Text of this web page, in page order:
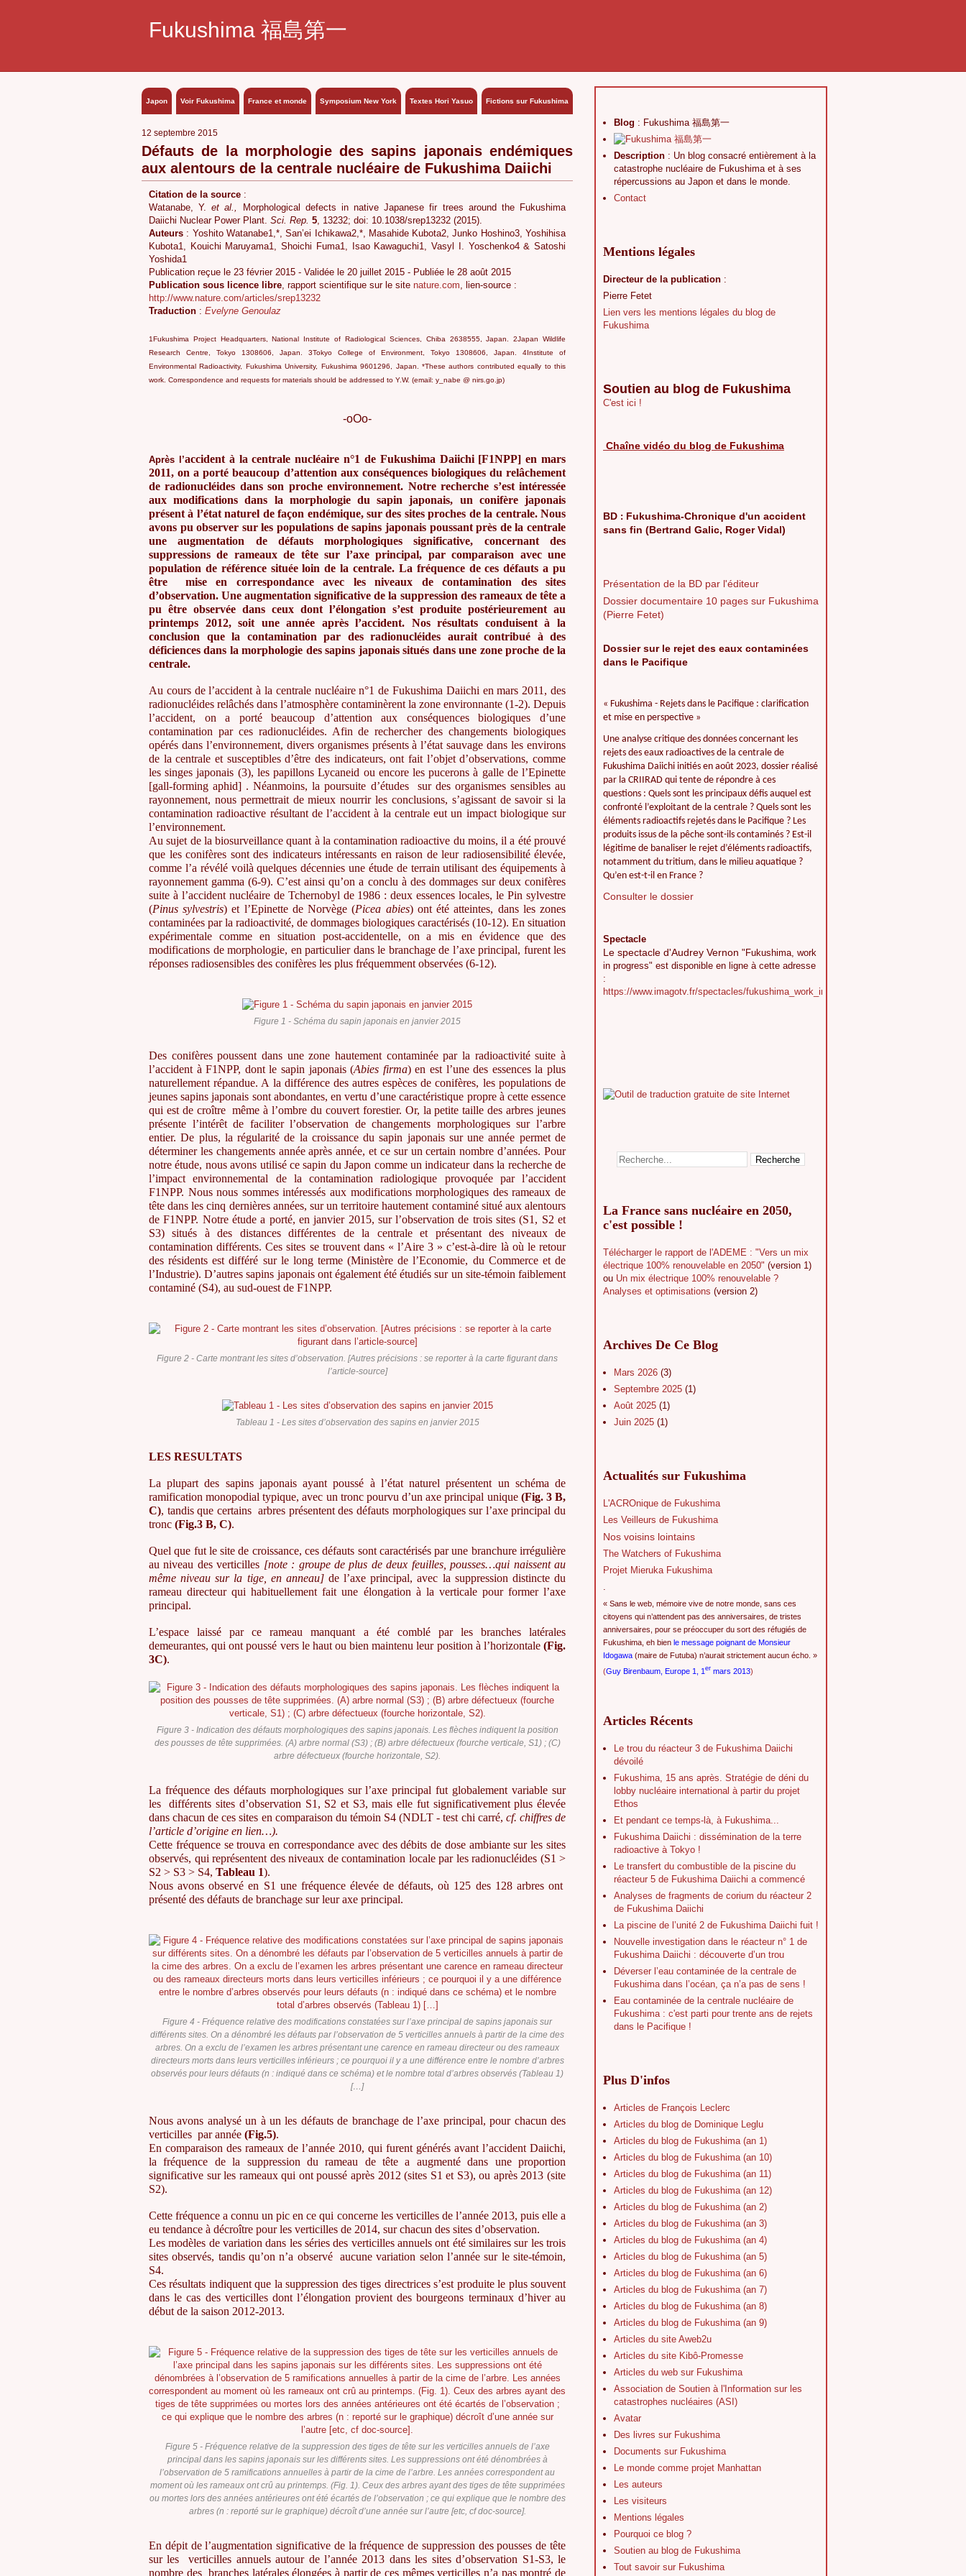
Fukushima 福島第一
Japon Voir Fukushima France et monde Symposium New York Textes Hori Yasuo Fictions sur Fukushima
12 septembre 2015
Défauts de la morphologie des sapins japonais endémiques
aux alentours de la centrale nucléaire de Fukushima Daiichi
Citation de la source :
Watanabe, Y.et al.,
Morphological defects in native Japanese fir trees around the Fukushima
Daiichi Nuclear Power Plant. Sci. Rep. 5, 13232; doi: 10.1038/srep13232 (2015).
Auteurs : Yoshito Watanabe1,*, San’ei Ichikawa2,*, Masahide Kubota2, Junko Hoshino3, Yoshihisa
Kubota1, Kouichi Maruyama1, Shoichi Fuma1, Isao Kawaguchi1, Vasyl I. Yoschenko4 & Satoshi
Yoshida1
Publication reçue le 23 février 2015 - Validée le 20 juillet 2015 - Publiée le 28 août 2015
Publication sous licence libre, rapport scientifique sur le site nature.com, lien-source :
http://www.nature.com/articles/srep13232
Traduction : Evelyne Genoulaz
1Fukushima Project Headquarters, National Institute of Radiological Sciences, Chiba 2638555, Japan. 2Japan Wildlife
Research Centre, Tokyo 1308606, Japan. 3Tokyo College of Environment, Tokyo 1308606, Japan. 4Institute of
Environmental Radioactivity, Fukushima University, Fukushima 9601296, Japan. *These authors contributed equally to this
work. Correspondence and requests for materials should be addressed to Y.W. (email: y_nabe @ nirs.go.jp)
-oOo-
Après l ’accident à la centrale nucléaire n°1 de Fukushima Daiichi [F1NPP] en mars
2011, on a porté beaucoup d’attention aux conséquences biologiques du relâchement
de radionucléides dans son proche environnement. Notre recherche s’est intéressée
aux modifications dans la morphologie du sapin japonais, un conifère japonais
présentà l’état naturel de façon endémique, sur des sites proches de la centrale. Nous
avons pu observer sur les populations de sapins japonais poussant près de la centrale
une augmentation de défauts morphologiques significative, concernant des
suppressions de rameaux de tête sur l’axe principal, par comparaison avec une
population de référence située loin de la centrale. La fréquence de ces défauts a pu
être mise en correspondance avec les niveaux de contamination des sites
d’observation. Une augmentation significative de la suppression des rameaux de tête a
pu être observée dans ceux dont l’élongation s’est produite postérieurement au
printemps 2012, soit une année après l’accident. Nos résultats conduisentà la
conclusion que la contamination par des radionucléides aurait contribué à des
déficiences dans la morphologie des sapins japonais situés dans une zone proche de la
centrale.
Au cours de l’accident à la centrale nucléaire n°1 de Fukushima Daiichi en mars 2011, des
radionucléides relâchés dans l’atmosphère contaminèrent la zone environnante (1-2). Depuis
l’accident, on a porté beaucoup d’attention aux conséquences biologiques d’une
contamination par ces radionucléides. Afin de rechercher des changements biologiques
opérés dans l’environnement, divers organismes présents à l’état sauvage dans les environs
de la centrale et susceptibles d’être des indicateurs, ont fait l’objet d’observations, comme
les singes japonais (3), les papillons Lycaneid ou encore les pucerons à galle de l’Epinette
[gall-forming aphid] . Néanmoins, la poursuite d’études sur des organismes sensibles au
rayonnement, nous permettrait de mieux nourrir les conclusions, s’agissant de savoir si la
contamination radioactive résultant de l’accident à la centrale eut un impact biologique sur
l’environnement.
Au sujet de la biosurveillance quant à la contamination radioactive du moins, il a été prouvé
que les conifères sont des indicateurs intéressants en raison de leur radiosensibilité élevée,
comme l’a révélé voilà quelques décennies une étude de terrain utilisant des équipements à
rayonnement gamma (6-9). C’est ainsi qu’on a conclu à des dommages sur deux conifères
suite à l’accident nucléaire de Tchernobyl de 1986 : deux essences locales, le Pin sylvestre
(Pinus sylvestris) et l’Epinette de Norvège (Picea abies) ont été atteintes, dans les zones
contaminées par la radioactivité, de dommages biologiques caractérisés (10-12). En situation
expérimentale comme en situation post-accidentelle, on a mis en évidence que des
modifications de morphologie, en particulier dans le branchage de l’axe principal, furent les
réponses radiosensibles des conifères les plus fréquemment observées (6-12).
Figure 1 - Schéma du sapin japonais en janvier 2015
Des conifères poussent dans une zone hautement contaminée par la radioactivité suite à
l’accident à F1NPP, dont le sapin japonais (Abies firma) en est l’une des essences la plus
naturellement répandue. A la différence des autres espèces de conifères, les populations de
jeunes sapins japonais sont abondantes, en vertu d’une caractéristique propre à cette essence
qui est de croître même à l’ombre du couvert forestier. Or, la petite taille des arbres jeunes
présente l’intérêt de faciliter l’observation de changements morphologiques sur l’arbre
entier. De plus, la régularité de la croissance du sapin japonais sur une année permet de
déterminer les changements année après année, et ce sur un certain nombre d’années. Pour
notre étude, nous avons utilisé ce sapin du Japon comme un indicateur dans la recherche de
l’impact environnemental de la contamination radiologique provoquée par l’accident
F1NPP. Nous nous sommes intéressés aux modifications morphologiques des rameaux de
tête dans les cinq dernières années, sur un territoire hautement contaminé situé aux alentours
de F1NPP. Notre étude a porté, en janvier 2015, sur l’observation de trois sites (S1, S2 et
S3) situés à des distances différentes de la centrale et présentant des niveaux de
contamination différents. Ces sites se trouvent dans « l’Aire 3 » c’est-à-dire là où le retour
des résidents est différé sur le long terme (Ministère de l’Economie, du Commerce et de
l’Industrie). D’autres sapins japonais ont également été étudiés sur un site-témoin faiblement
contaminé (S4), au sud-ouest de F1NPP.
Figure 2 - Carte montrant les sites d’observation. [Autres précisions : se reporter à la carte figurant dans
l’article-source]
Tableau 1 - Les sites d’observation des sapins en janvier 2015
LES RESULTATS
La plupart des sapins japonais ayant poussé à l’état naturel présentent un schéma de
ramification monopodial typique, avec un tronc pourvu d’un axe principal unique (Fig. 3 B,
C), tandis que certains arbres présentent des défauts morphologiques sur l’axe principal du
tronc (Fig.3 B, C).
Quel que fut le site de croissance, ces défauts sont caractérisés par une branchure irrégulière
au niveau des verticilles [note : groupe de plus de deux feuilles, pousses…qui naissent au
même niveau sur la tige, en anneau]de l’axe principal, avec la suppression distincte du
rameau directeur qui habituellement fait une élongation à la verticale pour former l’axe
principal.
L’espace laissé par ce rameau manquant a été comblé par les branches latérales
demeurantes, qui ont poussé vers le haut ou bien maintenu leur position à l’horizontale (Fig.
3C).
Figure 3 - Indication des défauts morphologiques des sapins japonais. Les flèches indiquent la position
des pousses de tête supprimées. (A) arbre normal (S3) ; (B) arbre défectueux (fourche verticale, S1) ; (C)
arbre défectueux (fourche horizontale, S2).
La fréquence des défauts morphologiques sur l’axe principal fut globalement variable sur
les différents sites d’observation S1, S2 et S3, mais elle fut significativement plus élevée
dans chacun de ces sites en comparaison du témoin S4 (NDLT - test chi carré, cf. chiffres de
l’article d’origine en lien…).
Cette fréquence se trouva en correspondance avec des débits de dose ambiante sur les sites
observés, qui représentent des niveaux de contamination locale par les radionucléides (S1 >
S2 > S3 > S4, Tableau 1).
Nous avons observé en S1 une fréquence élevée de défauts, où 125 des 128 arbres ont
présenté des défauts de branchage sur leur axe principal.
Figure 4 - Fréquence relative des modifications constatées sur l’axe principal de sapins japonais sur
différents sites. On a dénombré les défauts par l’observation de 5 verticilles annuels à partir de la cime des
arbres. On a exclu de l’examen les arbres présentant une carence en rameau directeur ou des rameaux
directeurs morts dans leurs verticilles inférieurs ; ce pourquoi il y a une différence entre le nombre d’arbres
observés pour leurs défauts (n : indiqué dans ce schéma) et le nombre total d’arbres observés (Tableau 1)
[…]
Nous avons analysé un à un les défauts de branchage de l’axe principal, pour chacun des
verticilles par année (Fig.5).
En comparaison des rameaux de l’année 2010, qui furent générés avant l’accident Daiichi,
la fréquence de la suppression du rameau de tête a augmenté dans une proportion
significative sur les rameaux qui ont poussé après 2012 (sites S1 et S3), ou après 2013 (site
S2).
Cette fréquence a connu un pic en ce qui concerne les verticilles de l’année 2013, puis elle a
eu tendance à décroître pour les verticilles de 2014, sur chacun des sites d’observation.
Les modèles de variation dans les séries des verticilles annuels ont été similaires sur les trois
sites observés, tandis qu’on n’a observé aucune variation selon l’année sur le site-témoin,
S4.
Ces résultats indiquent que la suppression des tiges directrices s’est produite le plus souvent
dans le cas des verticilles dont l’élongation provient des bourgeons terminaux d’hiver au
début de la saison 2012-2013.
Figure 5 - Fréquence relative de la suppression des tiges de tête sur les verticilles annuels de l’axe
principal dans les sapins japonais sur les différents sites. Les suppressions ont été dénombrées à
l’observation de 5 ramifications annuelles à partir de la cime de l’arbre. Les années correspondent au
moment où les rameaux ont crû au printemps. (Fig. 1). Ceux des arbres ayant des tiges de tête supprimées
ou mortes lors des années antérieures ont été écartés de l’observation ; ce qui explique que le nombre des
arbres (n : reporté sur le graphique) décroît d’une année sur l’autre [etc, cf doc-source].
En dépit de l’augmentation significative de la fréquence de suppression des pousses de tête
sur les verticilles annuels autour de l’année 2013 dans les sites d’observation S1-S3, le
nombre des branches latérales élongées à partir de ces mêmes verticilles n’a pas montré de
Blog : Fukushima 福島第一
Description : Un blog consacré entièrement à la
catastrophe nucléaire de Fukushima et à ses
répercussions au Japon et dans le monde.
Contact
Mentions légales
Directeur de la publication :
Pierre Fetet
Lien vers les mentions légales du blog de
Fukushima
Soutien au blog de Fukushima
C'est ici !
Chaîne vidéo du blog de Fukushima
BD : Fukushima-Chronique d'un accident
sans fin (Bertrand Galic, Roger Vidal)
Présentation de la BD par l'éditeur
Dossier documentaire 10 pages sur Fukushima
(Pierre Fetet)
Dossier sur le rejet des eaux contaminées
dans le Pacifique
« Fukushima - Rejets dans le Pacifique : clarification
et mise en perspective »
Une analyse critique des données concernant les
rejets des eaux radioactives de la centrale de
Fukushima Daiichi initiés en août 2023, dossier réalisé
par la CRIIRAD qui tente de répondre à ces
questions : Quels sont les principaux défis auquel est
confronté l’exploitant de la centrale ? Quels sont les
éléments radioactifs rejetés dans le Pacifique ? Les
produits issus de la pêche sont-ils contaminés ? Est-il
légitime de banaliser le rejet d’éléments radioactifs,
notamment du tritium, dans le milieu aquatique ?
Qu’en est-t-il en France ?
Consulter le dossier
Spectacle
Le spectacle d'Audrey Vernon "Fukushima, work
in progress" est disponible en ligne à cette adresse
:
https://www.imagotv.fr/spectacles/fukushima_work_in_progress
La France sans nucléaire en 2050,
c'est possible !
Télécharger le rapport de l'ADEME : "Vers un mix
électrique 100% renouvelable en 2050" (version 1)
ou Un mix électrique 100% renouvelable ?
Analyses et optimisations (version 2)
Archives De Ce Blog
Mars 2026 (3)
Septembre 2025 (1)
Août 2025 (1)
Juin 2025 (1)
Actualités sur Fukushima
L'ACROnique de Fukushima
Les Veilleurs de Fukushima
Nos voisins lointains
The Watchers of Fukushima
Projet Mieruka Fukushima
.
« Sans le web, mémoire vive de notre monde, sans ces
citoyens qui n’attendent pas des anniversaires, de tristes
anniversaires, pour se préoccuper du sort des réfugiés de
Fukushima, eh bien le message poignant de Monsieur
Idogawa (maire de Futuba) n’aurait strictement aucun écho. »
(Guy Birenbaum, Europe 1, 1 er mars 2013)
Articles Récents
Le trou du réacteur 3 de Fukushima Daiichi
dévoilé
Fukushima, 15 ans après. Stratégie de déni du
lobby nucléaire international à partir du projet
Ethos
Et pendant ce temps-là, à Fukushima...
Fukushima Daiichi : dissémination de la terre
radioactive à Tokyo !
Le transfert du combustible de la piscine du
réacteur 5 de Fukushima Daiichi a commencé
Analyses de fragments de corium du réacteur 2
de Fukushima Daiichi
La piscine de l’unité 2 de Fukushima Daiichi fuit !
Nouvelle investigation dans le réacteur n° 1 de
Fukushima Daiichi : découverte d’un trou
Déverser l’eau contaminée de la centrale de
Fukushima dans l’océan, ça n’a pas de sens !
Eau contaminée de la centrale nucléaire de
Fukushima : c'est parti pour trente ans de rejets
dans le Pacifique !
Plus D'infos
Articles de François Leclerc
Articles du blog de Dominique Leglu
Articles du blog de Fukushima (an 1)
Articles du blog de Fukushima (an 10)
Articles du blog de Fukushima (an 11)
Articles du blog de Fukushima (an 12)
Articles du blog de Fukushima (an 2)
Articles du blog de Fukushima (an 3)
Articles du blog de Fukushima (an 4)
Articles du blog de Fukushima (an 5)
Articles du blog de Fukushima (an 6)
Articles du blog de Fukushima (an 7)
Articles du blog de Fukushima (an 8)
Articles du blog de Fukushima (an 9)
Articles du site Aweb2u
Articles du site Kibô-Promesse
Articles du web sur Fukushima
Association de Soutien à l'Information sur les
catastrophes nucléaires (ASI)
Avatar
Des livres sur Fukushima
Documents sur Fukushima
Le monde comme projet Manhattan
Les auteurs
Les visiteurs
Mentions légales
Pourquoi ce blog ?
Soutien au blog de Fukushima
Tout savoir sur Fukushima